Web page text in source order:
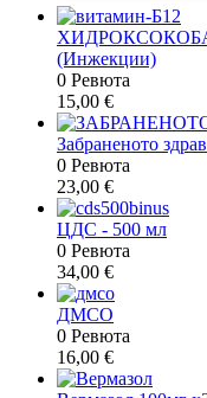
(Инжекции)
0 Ревюта
15,00 €
Забраненото
0 Ревюта
23,00 €
ЦДС - 500 мл
0 Ревюта
34,00 €
ДМСО
0 Ревюта
16,00 €